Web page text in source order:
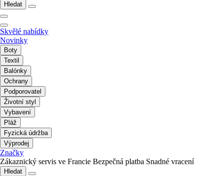
Hledat
Skvělé nabídky
Novinky
Boty
Textil
Balónky
Ochrany
Podporovatel
Životní styl
Vybavení
Pláž
Fyzická údržba
Výprodej
Značky
Zákaznický servis ve Francie Bezpečná platba Snadné vracení
Hledat